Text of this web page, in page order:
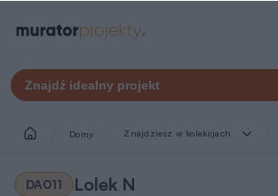
Znajdź idealny projekt
Domy Znajdziesz w kolekcjach
DA011 Lolek N